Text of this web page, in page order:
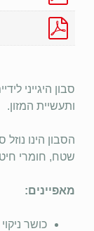
סבון היגייני
ותעשיית המזון.
הסבון הינו נוזל
שטח, חומרי
מאפיינים:
כושר